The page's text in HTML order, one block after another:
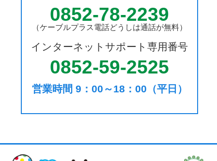
0852-78-2239
（ケーブルプラス電話どうしは通話が無料）
インターネットサポート専用番号
0852-59-2525
営業時間 9：00～18：00（平日）